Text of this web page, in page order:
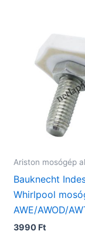
Ariston mosógép
Bauknecht
Whirlpool
AWE/AWOD/
3990 Ft